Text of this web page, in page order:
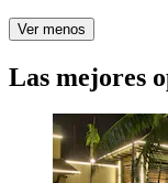
Ver menos
Las mejores